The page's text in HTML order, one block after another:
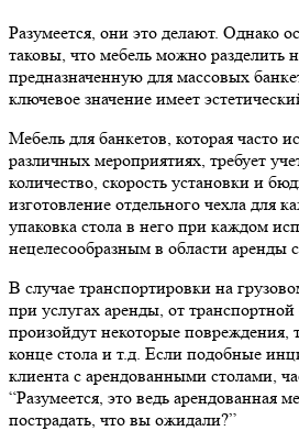
Разумеется, они это делают. Однако
таковы, что мебель можно разделить
предназначенную для массовых
ключевое значение имеет
Мебель для банкетов, которая часто
различных мероприятиях, требует
количество, скорость установки и
изготовление отдельного чехла для
упаковка стола в него при каждом
нецелесообразным в области аренды
В случае транспортировки на
при услугах аренды, от
произойдут некоторые повреждения,
конце стола и т.д. Если подобные
клиента с арендованными столами,
“Разумеется, это ведь арендованная
пострадать, что вы ожидали?”